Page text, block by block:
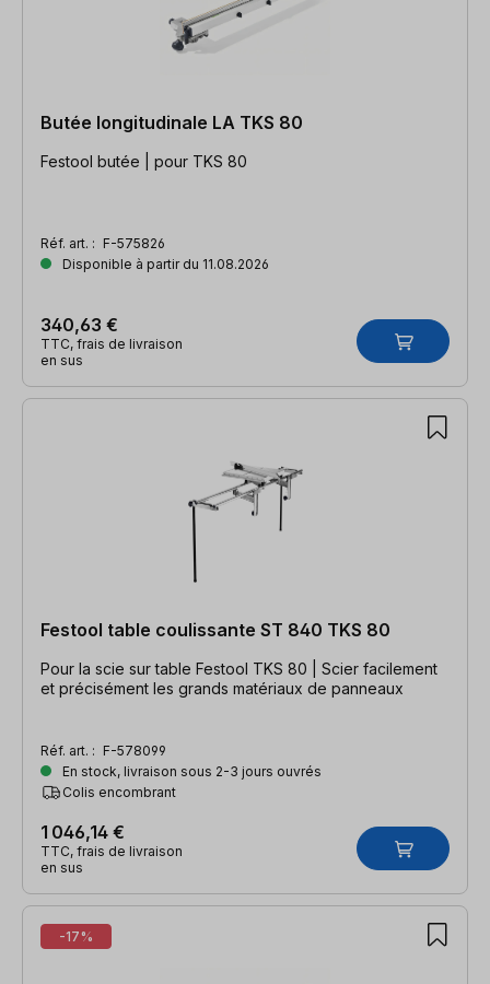
Butée longitudinale LA TKS 80
Festool butée | pour TKS 80
Réf. art. : F-575826
Disponible à partir du 11.08.2026
340,63 €
TTC, frais de livraison
en sus
Festool table coulissante ST 840 TKS 80
Pour la scie sur table Festool TKS 80 | Scier facilement
et précisément les grands matériaux de panneaux
Réf. art. : F-578099
En stock, livraison sous 2-3 jours ouvrés
Colis encombrant
1 046,14 €
TTC, frais de livraison
en sus
-17%